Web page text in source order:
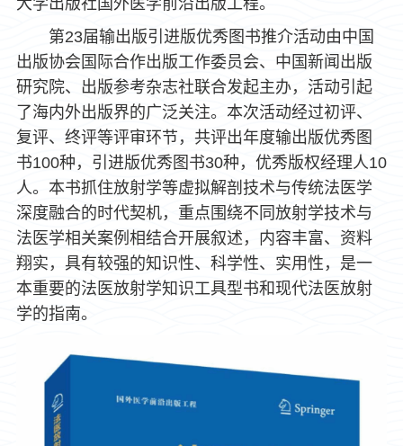
大学出版社国外医学前沿出版工程。
第23届输出版引进版优秀图书推介活动由中国
出版协会国际合作出版工作委员会、中国新闻出版
研究院、出版参考杂志社联合发起主办，活动引起
了海内外出版界的广泛关注。本次活动经过初评、
复评、终评等评审环节，共评出年度输出版优秀图
书100种，引进版优秀图书30种，优秀版权经理人10
人。本书抓住放射学等虚拟解剖技术与传统法医学
深度融合的时代契机，重点围绕不同放射学技术与
法医学相关案例相结合开展叙述，内容丰富、资料
翔实，具有较强的知识性、科学性、实用性，是一
本重要的法医放射学知识工具型书和现代法医放射
学的指南。